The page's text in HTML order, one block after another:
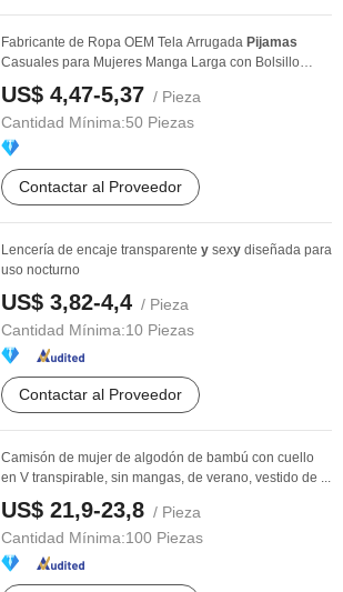
Fabricante de Ropa OEM Tela Arrugada Pijamas
Casuales para Mujeres Manga Larga con Bolsillo
Frontal ...
US$ 4,47-5,37 / Pieza
Cantidad Mínima:50 Piezas
Contactar al Proveedor
Lencería de encaje transparente y sexy diseñada para
uso nocturno
US$ 3,82-4,4 / Pieza
Cantidad Mínima:10 Piezas
Contactar al Proveedor
Camisón de mujer de algodón de bambú con cuello
en V transpirable, sin mangas, de verano, vestido de ...
US$ 21,9-23,8 / Pieza
Cantidad Mínima:100 Piezas